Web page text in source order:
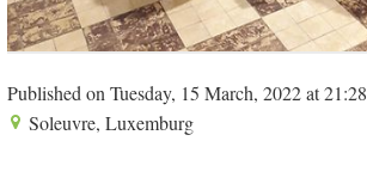
Published on Tuesday, 15 March, 2022 at 21:28
Soleuvre, Luxemburg